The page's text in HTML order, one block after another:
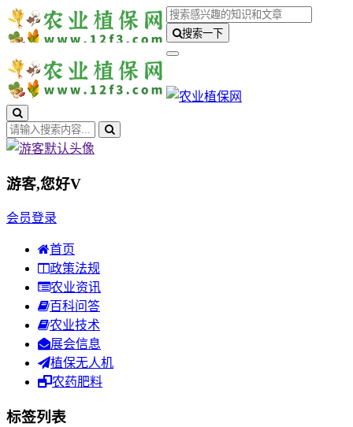
搜索一下
游客,您好V
会员登录
首页
政策法规
农业资讯
百科问答
农业技术
展会信息
植保无人机
农药肥料
标签列表